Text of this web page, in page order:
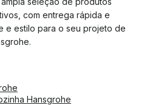
com entrega rápida e
e estilo para o seu projeto de
Hansgrohe